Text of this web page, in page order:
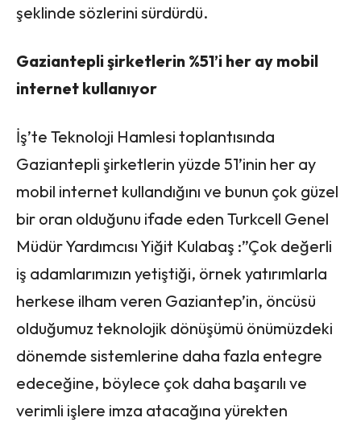
şeklinde sözlerini sürdürdü.
Gaziantepli şirketlerin %51’i her ay mobil
internet kullanıyor
İş’te Teknoloji Hamlesi toplantısında
Gaziantepli şirketlerin yüzde 51’inin her ay
mobil internet kullandığını ve bunun çok güzel
bir oran olduğunu ifade eden Turkcell Genel
Müdür Yardımcısı Yiğit Kulabaş :”Çok değerli
iş adamlarımızın yetiştiği, örnek yatırımlarla
herkese ilham veren Gaziantep’in, öncüsü
olduğumuz teknolojik dönüşümü önümüzdeki
dönemde sistemlerine daha fazla entegre
edeceğine, böylece çok daha başarılı ve
verimli işlere imza atacağına yürekten